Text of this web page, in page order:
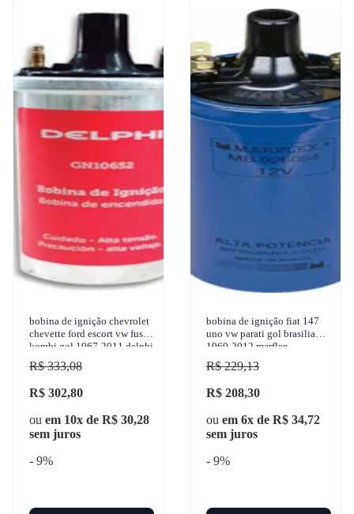
bobina de ignição chevrolet
chevette ford escort vw fusca
kombi gol 1967-2011 delphi
- gn10652
R$ 333,08
R$ 302,80
ou em 10x de R$ 30,28
sem juros
- 9%
bobina de ignição fiat 147
uno vw parati gol brasilia
1960-2012 marflex -
9220081054
R$ 229,13
R$ 208,30
ou em 6x de R$ 34,72
sem juros
- 9%